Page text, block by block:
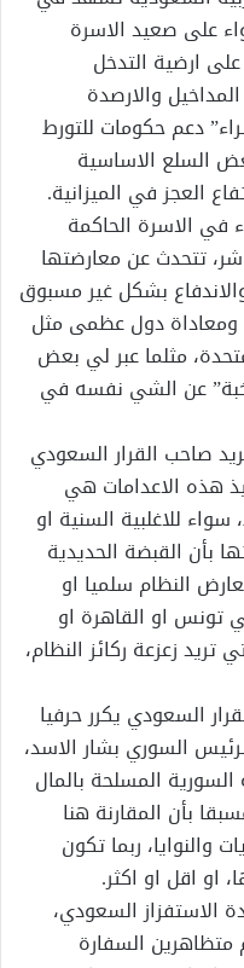
على صعيد الاسرة
ارضية التدخل
والارصدة
دعم حكومات للتورط
السلع الاساسية
العجز في الميزانية.
في الاسرة الحاكمة
تتحدث عن معارضتها
بشكل غير مسبوق
ومعاداة دول عظمى مثل
مثلما عبر لي بعض
عن الشي نفسه في
صاحب القرار السعودي
هذه الاعدامات هي
للاغلبية السنية او
بأن القبضة الحديدية
النظام سلميا او
تونس او القاهرة او
زعزعة ركائز النظام،
السعودي يكرر حرفيا
السوري بشار الاسد،
المسلحة بالمال
بأن المقارنة هنا
والنوايا، ربما تكون
او اقل او اكثر.
الاستفزاز السعودي،
السفارة